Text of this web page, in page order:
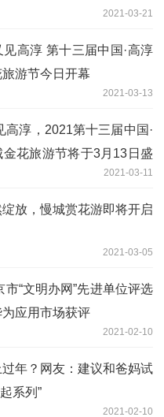
2021-03-21
高淳 第十三届中国·高淳
游节今日开幕
2021-03-13
高淳，2021第十三届中国·
花旅游节将于3月13日盛
2021-03-11
放，慢城赏花游即将开启
2021-03-05
市“文明办网”先进单位评选
应用市场获评
2021-02-10
年？网友：建议和爸妈试
系列”
2021-02-10